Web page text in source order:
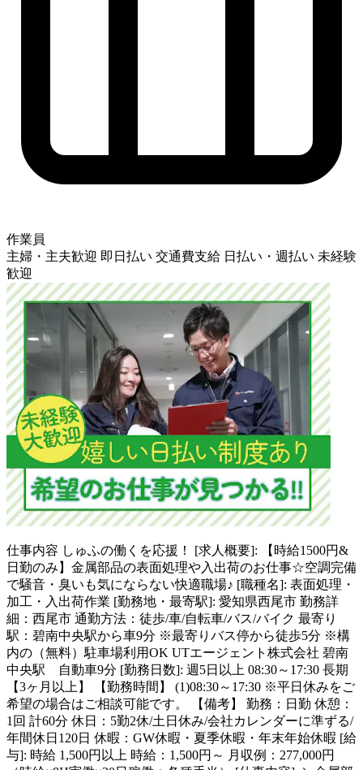
作業員
主婦・主夫歓迎 即日払い 交通費支給 日払い・週払い 未経験
歓迎
仕事内容 しゅふの働くを応援！ [求人概要]: 【時給1500円&
日勤のみ】金属部品の表面処理や入出荷のお仕事☆空調完備
で騒音・臭いも気にならない快適職場♪ [職種名]: 表面処理・
加工・入出荷作業 [勤務地・最寄駅]: 愛知県西尾市 勤務詳
細：西尾市 通勤方法：徒歩/車/自転車/バス/バイク 最寄り
駅：碧南中央駅から車9分 ※最寄りバス停から徒歩5分 ※構
内の（無料）駐車場利用OK UTエージェント株式会社 碧南
中央駅 自動車9分 [勤務日数]: 週5日以上 08:30～17:30 長期
【3ヶ月以上】 【勤務時間】 (1)08:30～17:30 ※平日休みをご
希望の場合はご相談可能です。 【備考】 勤務：日勤 休憩：
1回 計60分 休日：5勤2休/土日休み/会社カレンダーに準ずる/
年間休日120日 休暇：GW休暇・夏季休暇・年末年始休暇 [給
与]: 時給 1,500円以上 時給：1,500円～ 月収例：277,000円